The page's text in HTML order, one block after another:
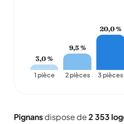
3,0 %
1 pièce
9,5 %
2 pièces
20,0 %
3 pièces
Pignansdispose de2 353